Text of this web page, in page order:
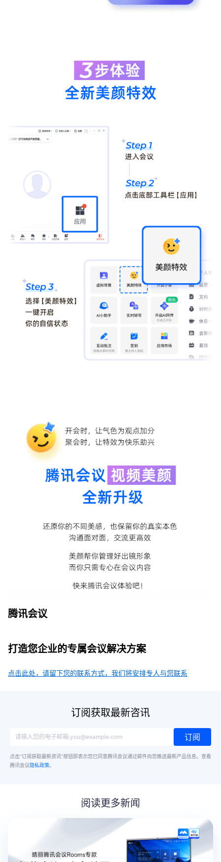
腾讯会议
打造您企业的专属会议解决方案
点击此处，请留下您的联系方式，我们将安排专人与您联系
订阅获取最新咨讯
订阅
点击“订阅获取最新资讯”按钮即表示您已同意腾讯会议通过邮件向您推送最新产品信息。 查看
腾讯会议隐私政策。
阅读更多新闻